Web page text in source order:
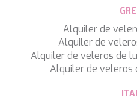
Alquiler de
Alquiler de
Alquiler de veleros de
Alquiler de veleros